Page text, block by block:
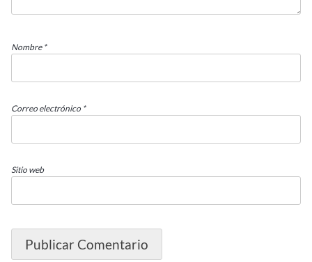
Nombre *
Correo electrónico *
Sitio web